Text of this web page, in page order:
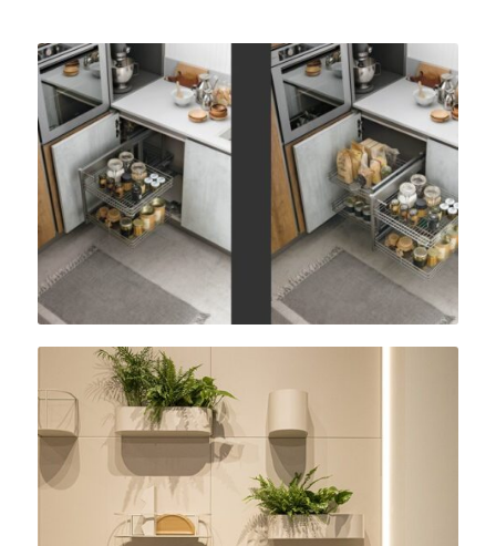
Sarokalap kihúzható kosarakkal – Infinity modell